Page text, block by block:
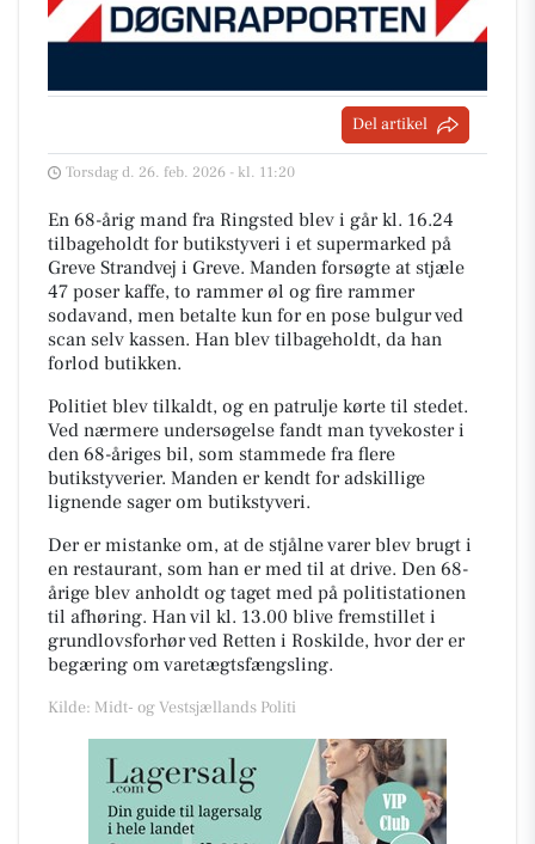
Del artikel
Torsdag d. 26. feb. 2026 - kl. 11:20
En 68-årig mand fra Ringsted blev i går kl. 16.24
tilbageholdt for butikstyveri i et supermarked på
Greve Strandvej i Greve. Manden forsøgte at stjæle
47 poser kaffe, to rammer øl og fire rammer
sodavand, men betalte kun for en pose bulgur ved
scan selv kassen. Han blev tilbageholdt, da han
forlod butikken.
Politiet blev tilkaldt, og en patrulje kørte til stedet.
Ved nærmere undersøgelse fandt man tyvekoster i
den 68-åriges bil, som stammede fra flere
butikstyverier. Manden er kendt for adskillige
lignende sager om butikstyveri.
Der er mistanke om, at de stjålne varer blev brugt i
en restaurant, som han er med til at drive. Den 68-
årige blev anholdt og taget med på politistationen
til afhøring. Han vil kl. 13.00 blive fremstillet i
grundlovsforhør ved Retten i Roskilde, hvor der er
begæring om varetægtsfængsling.
Kilde: Midt- og Vestsjællands Politi